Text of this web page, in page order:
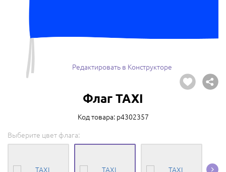
Редактировать в Конструкторе
Флаг TAXI
Код товара: p4302357
Выберите цвет флага: